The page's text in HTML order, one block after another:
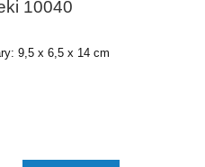
10040
9,5 x 6,5 x 14 cm